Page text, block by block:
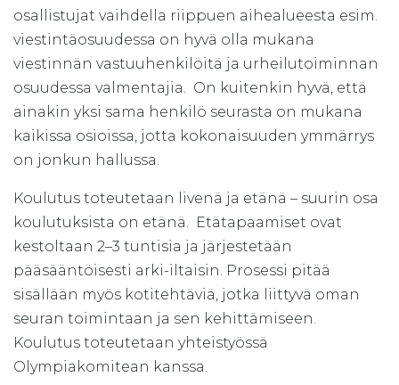
osallistujat vaihdella riippuen aihealueesta esim.
viestintäosuudessa on hyvä olla mukana
viestinnän vastuuhenkilöitä ja urheilutoiminnan
osuudessa valmentajia. On kuitenkin hyvä, että
ainakin yksi sama henkilö seurasta on mukana
kaikissa osioissa, jotta kokonaisuuden ymmärrys
on jonkun hallussa.
Koulutus toteutetaan livenä ja etänä – suurin osa
koulutuksista on etänä. Etätapaamiset ovat
kestoltaan 2–3 tuntisia ja järjestetään
pääsääntöisesti arki-iltaisin. Prosessi pitää
sisällään myös kotitehtäviä, jotka liittyvä oman
seuran toimintaan ja sen kehittämiseen.
Koulutus toteutetaan yhteistyössä
Olympiakomitean kanssa.